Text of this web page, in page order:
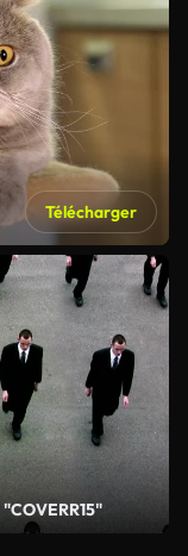
Télécharger
"COVERR15"